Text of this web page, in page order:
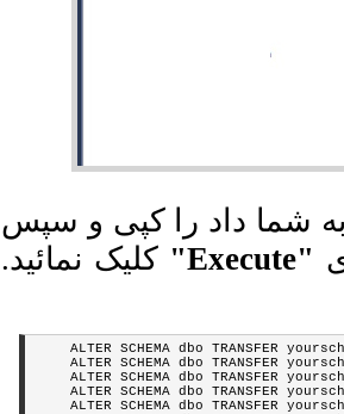
شما داد را کپی و سپس
"Execute"
کلیک نمائید.
ALTER SCHEMA dbo TRANSFER
ALTER SCHEMA dbo TRANSFER
ALTER SCHEMA dbo TRANSFER
ALTER SCHEMA dbo TRANSFER
ALTER SCHEMA dbo TRANSFER